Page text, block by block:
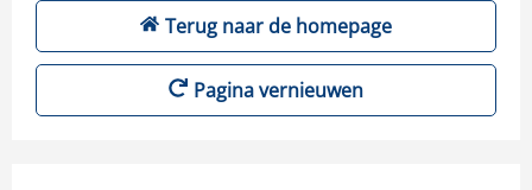
Terug naar de homepage
Pagina vernieuwen